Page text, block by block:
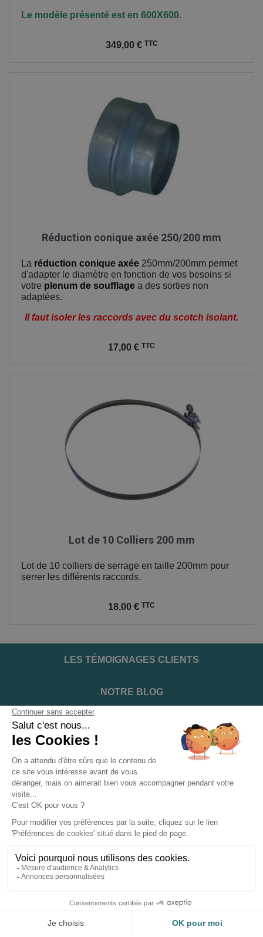
Le modèle présenté est en 600X600.
349,00 € TTC
Réduction conique axée 250/200 mm
La réduction conique axée 250mm/200mm permet
d'adapter le diamètre en fonction de vos besoins si
votre plenum de soufflage a des sorties non
adaptées.
Il faut isoler les raccords avec du scotch isolant.
17,00 € TTC
Lot de 10 Colliers 200 mm
Lot de 10 colliers de serrage en taille 200mm pour
serrer les différents raccords.
18,00 € TTC
LES TÉMOIGNAGES CLIENTS
NOTRE BLOG
DEVENIR INSTALLATEUR
NOTRE SERVICE APRÈS VENTE
NOS PARTENAIRES OFFICIELS
INFORMATIONS ET CONDITIONS